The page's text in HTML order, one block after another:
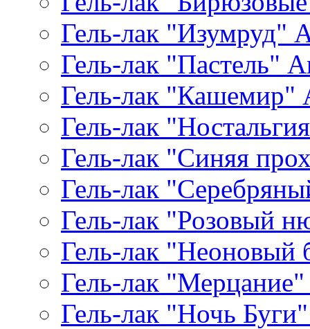
Гель-лак "Изумруд"
Гель-лак "Пастель"
Гель-лак "Кашемир"
Гель-лак
Гель-лак "Синяя
Гель-лак
Гель-лак "Розовый
Гель-лак "Неоновый
Гель-лак
Гель-лак "Ночь